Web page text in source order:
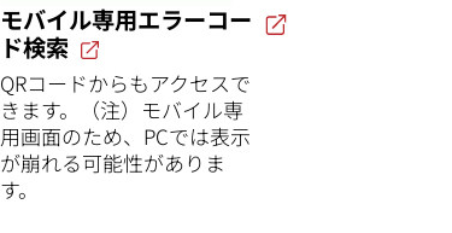
モバイル専用エラーコー
ド検索
QRコードからもアクセスで
きます。（注）モバイル専
用画面のため、PCでは表示
が崩れる可能性がありま
す。